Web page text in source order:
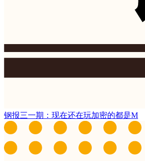
钢报三一期：现在还在玩加密的都是M